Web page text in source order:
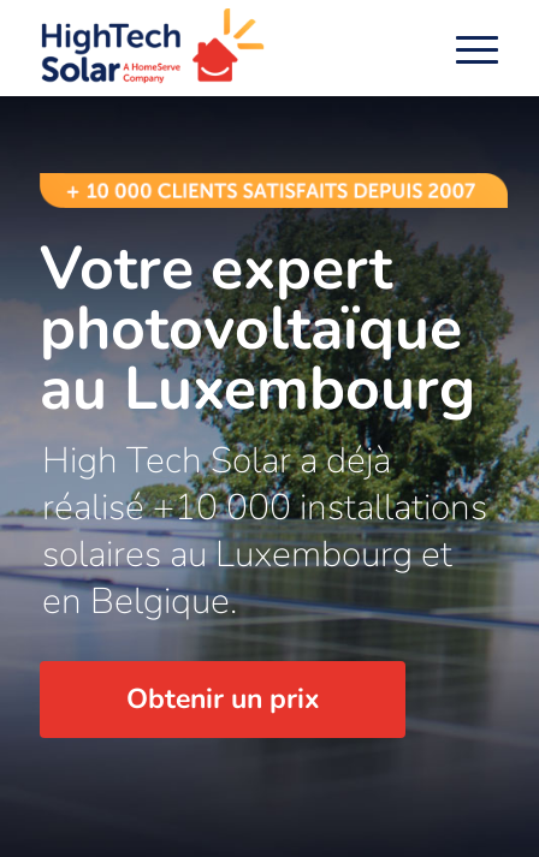
Votre expert
photovoltaïque
au Luxembourg
High Tech Solar a déjà
réalisé +10 000 installations
solaires au Luxembourg et
en Belgique.
Obtenir un prix